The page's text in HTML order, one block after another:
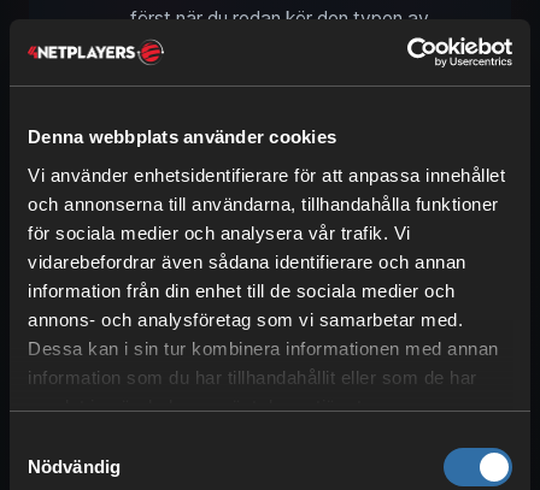
Denna webbplats använder cookies
Vi använder enhetsidentifierare för att anpassa innehållet
och annonserna till användarna, tillhandahålla funktioner
för sociala medier och analysera vår trafik. Vi
vidarebefordrar även sådana identifierare och annan
information från din enhet till de sociala medier och
annons- och analysföretag som vi samarbetar med.
Dessa kan i sin tur kombinera informationen med annan
information som du har tillhandahållit eller som de har
samlat in när du har använt deras tjänster.
Nödvändig
först när du redan kör den typen av
setup. Fördel: När bränslestavar
förbrukas i drönare uppståringet
kärnkraftverk.Uranger ca
MJvid151 km/h,plutoniumär med
ca1,75 miljoner MJbetydligt
kraftfullare och möjliggör162 km/h
Satisfactory-drönare i
jämförelse: fördelar och
nackdelar mot tåg och
lastbilar